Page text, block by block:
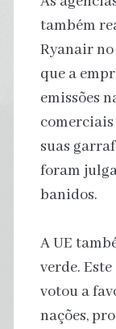
também
Ryanair
que a
emissões
suas
foram
banidos.
A UE
verde.
votou a
nações,